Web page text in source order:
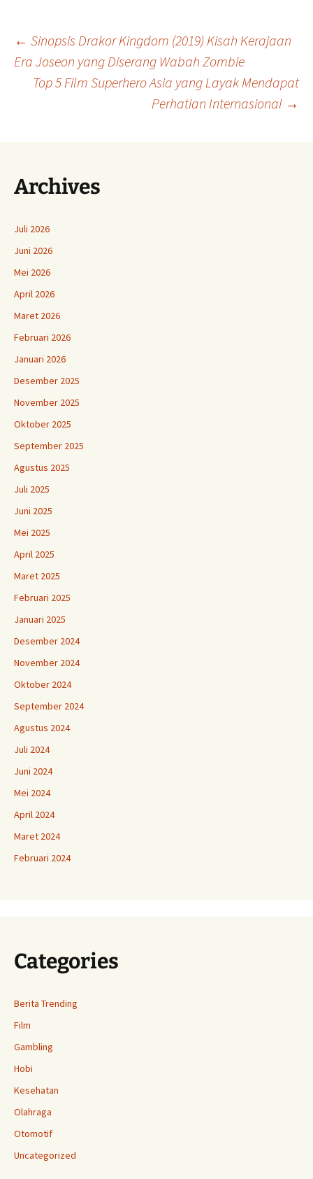
Navigasi
Tulisan
← Sinopsis Drakor Kingdom (2019) Kisah Kerajaan
Era Joseon yang Diserang Wabah Zombie
Top 5 Film Superhero Asia yang Layak Mendapat
Perhatian Internasional →
Archives
Juli 2026
Juni 2026
Mei 2026
April 2026
Maret 2026
Februari 2026
Januari 2026
Desember 2025
November 2025
Oktober 2025
September 2025
Agustus 2025
Juli 2025
Juni 2025
Mei 2025
April 2025
Maret 2025
Februari 2025
Januari 2025
Desember 2024
November 2024
Oktober 2024
September 2024
Agustus 2024
Juli 2024
Juni 2024
Mei 2024
April 2024
Maret 2024
Februari 2024
Categories
Berita Trending
Film
Gambling
Hobi
Kesehatan
Olahraga
Otomotif
Uncategorized